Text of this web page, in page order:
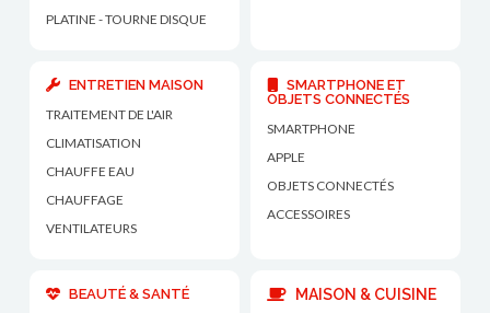
PLATINE - TOURNE DISQUE
ENTRETIEN MAISON
TRAITEMENT DE L'AIR
CLIMATISATION
CHAUFFE EAU
CHAUFFAGE
VENTILATEURS
SMARTPHONE ET
OBJETS CONNECTÉS
SMARTPHONE
APPLE
OBJETS CONNECTÉS
ACCESSOIRES
BEAUTÉ & SANTÉ
MAISON & CUISINE